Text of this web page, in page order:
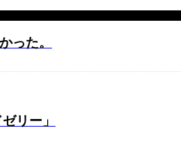
った。
リー」